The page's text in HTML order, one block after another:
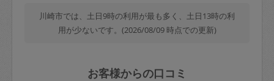
川崎市では、土日9時の利用が最も多く、土日13時の利
用が少ないです。(2026/08/09 時点での更新)
お客様からの口コミ